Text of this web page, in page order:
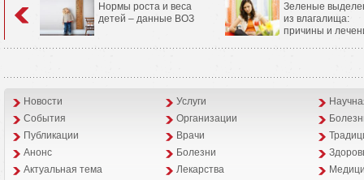
Нормы роста и веса
детей – данные ВОЗ
Зеленые
из влагалища:
причины и
Новости Услуги
События
Организации
Публикации
Врачи
Анонс
Болезни
Aктуальная тема
Лекарства